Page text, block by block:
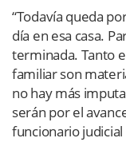
“Todavía queda
día en esa casa.
terminada. Tanto
familiar son
no hay más
serán por el
funcionario